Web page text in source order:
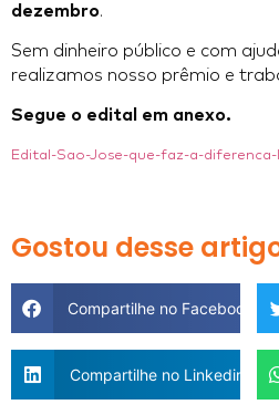
dezembro.
Sem dinheiro público e com
realizamos nosso prêmio e
Segue o edital em anexo.
Edital-Sao-Jose-que-faz-a-diferenca-III
Gostou desse
Compartilhe no Facebook
Compartilhe no Linkedin